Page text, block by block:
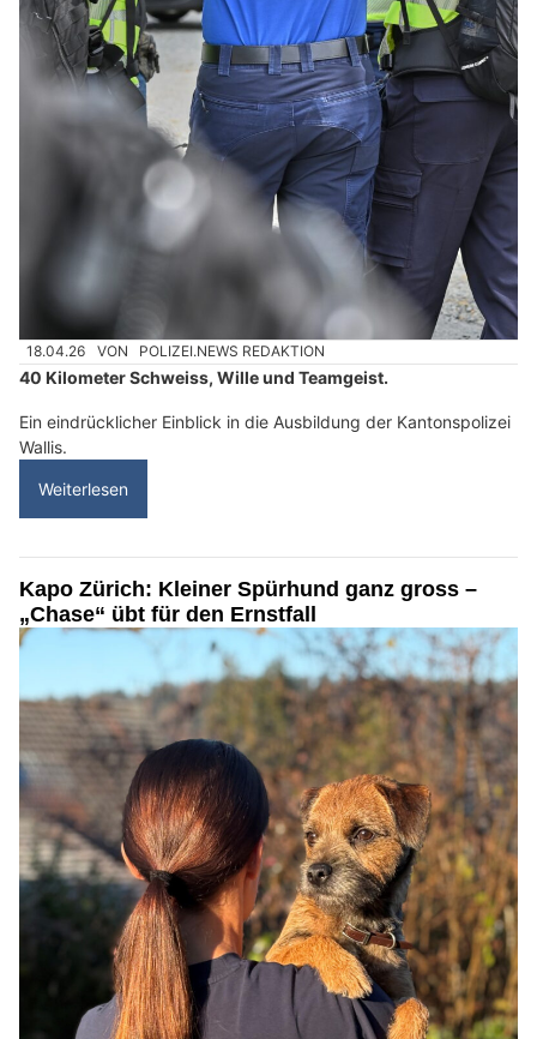
18.04.26 VON POLIZEI.NEWS REDAKTION
40 Kilometer Schweiss, Wille und Teamgeist.
Ein eindrücklicher Einblick in die Ausbildung der Kantonspolizei
Wallis.
Weiterlesen
Kapo Zürich: Kleiner Spürhund ganz gross –
„Chase“ übt für den Ernstfall